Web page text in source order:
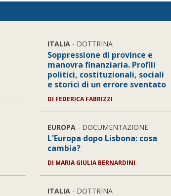
ITALIA - DOTTRINA
Soppressione di province e
manovra finanziaria. Profili
politici, costituzionali, sociali
e storici di un errore sventato
DI FEDERICA FABRIZZI
EUROPA - DOCUMENTAZIONE
L'Europa dopo Lisbona: cosa
cambia?
DI MARIA GIULIA BERNARDINI
ITALIA - DOTTRINA